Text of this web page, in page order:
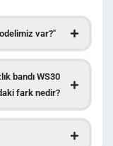
var?"
bandı WS30
fark nedir?